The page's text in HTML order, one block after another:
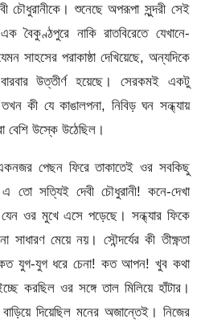
চৌধুরানীকে। শুনেছে অপরূপা সুন্দরী সেই
বৈকুণ্ঠপুরে নাকি রাতবিরেতে যেখানে-
সাহসের পরাকাষ্ঠা দেখিয়েছে, অন্যদিকে
বারবার উত্তীর্ণ হয়েছে। সেরকমই একটু
কী যে কাঙালপনা, নিবিড় ঘন সন্ধ্যায়
বেশি উস্কে উঠেছিল।
একনজর পেছন ফিরে তাকাতেই ওর সবকিছু
সত্যিই দেবী চৌধুরানী! কনে-দেখা
ওর মুখে এসে পড়েছে। সন্ধ্যার ফিকে
মেয়ে নয়। সৌন্দর্যের কী তীক্ষ্ণতা
কত যুগ-যুগ ধরে চেনা! কত আপন! খুব কথা
করছিল ওর সঙ্গে তাল মিলিয়ে হাঁটার।
দিয়েছিল মনের অজান্তেই। নিজের